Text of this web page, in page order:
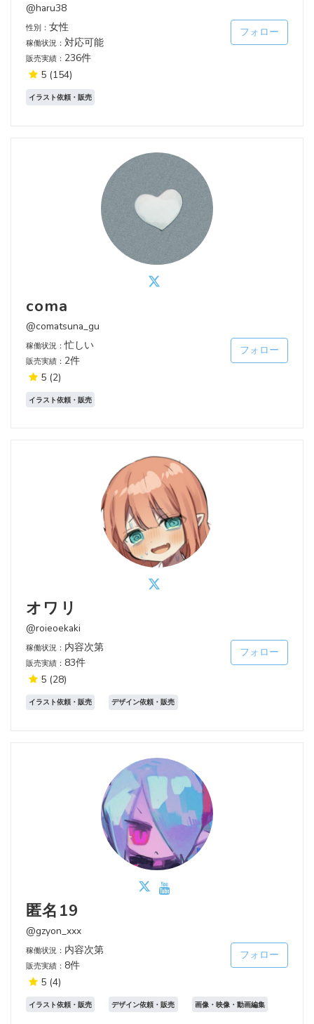
@haru38
性別： 女性
稼働状況： 対応可能
販売実績： 236件
5 (154)
フォロー
イラスト依頼・販売
coma
@comatsuna_gu
稼働状況：忙しい
販売実績： 2件
5 (2)
フォロー
イラスト依頼・販売
オワリ
@roieoekaki
稼働状況： 内容次第
販売実績： 83件
5 (28)
フォロー
イラスト依頼・販売 デザイン依頼・販売
匿名19
@gzyon_xxx
稼働状況： 内容次第
販売実績： 8件
5 (4)
フォロー
イラスト依頼・販売 デザイン依頼・販売 画像・映像・動画編集